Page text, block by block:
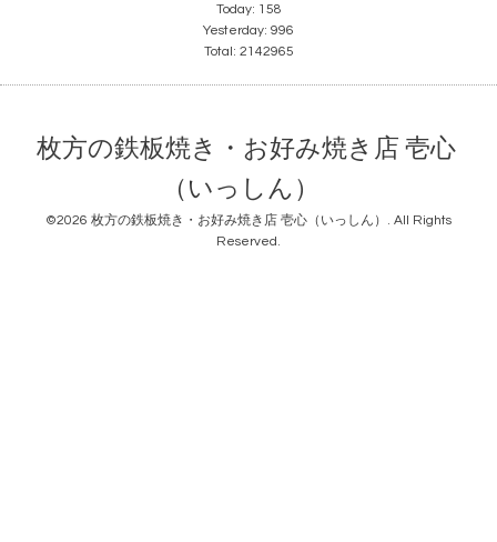
Today: 158
Yesterday: 996
Total: 2142965
枚方の鉄板焼き・お好み焼き店 壱心
（いっしん）
©2026 枚方の鉄板焼き・お好み焼き店 壱心（いっしん） . All Rights
Reserved.